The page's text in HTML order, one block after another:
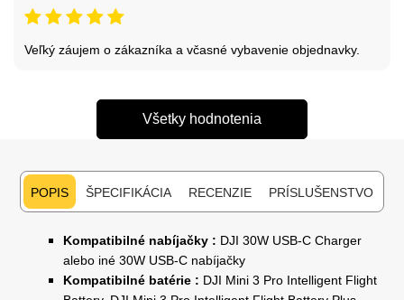
Veľký záujem o zákazníka a včasné vybavenie objednavky.
Všetky hodnotenia
POPIS ŠPECIFIKÁCIA RECENZIE PRÍSLUŠENSTVO
Kompatibilné nabíjačky : DJI 30W USB-C Charger
alebo iné 30W USB-C nabíjačky
Kompatibilné batérie : DJI Mini 3 Pro Intelligent Flight